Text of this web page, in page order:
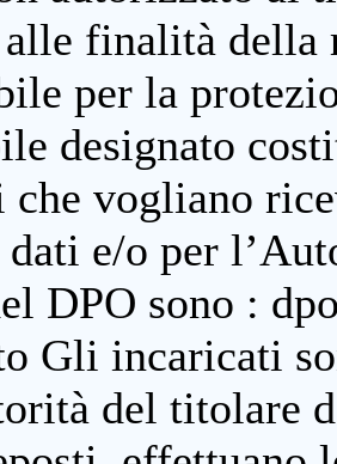
finalità della
per la
designato
che vogliano
e/o per
DPO sono :
Gli incaricati
del titolare